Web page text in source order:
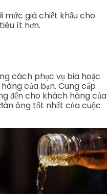
mức giá chiết khấu cho
ít hơn.
cách phục vụ bia hoặc
của bạn. Cung cấp
đến cho khách hàng của
ông tốt nhất của cuộc